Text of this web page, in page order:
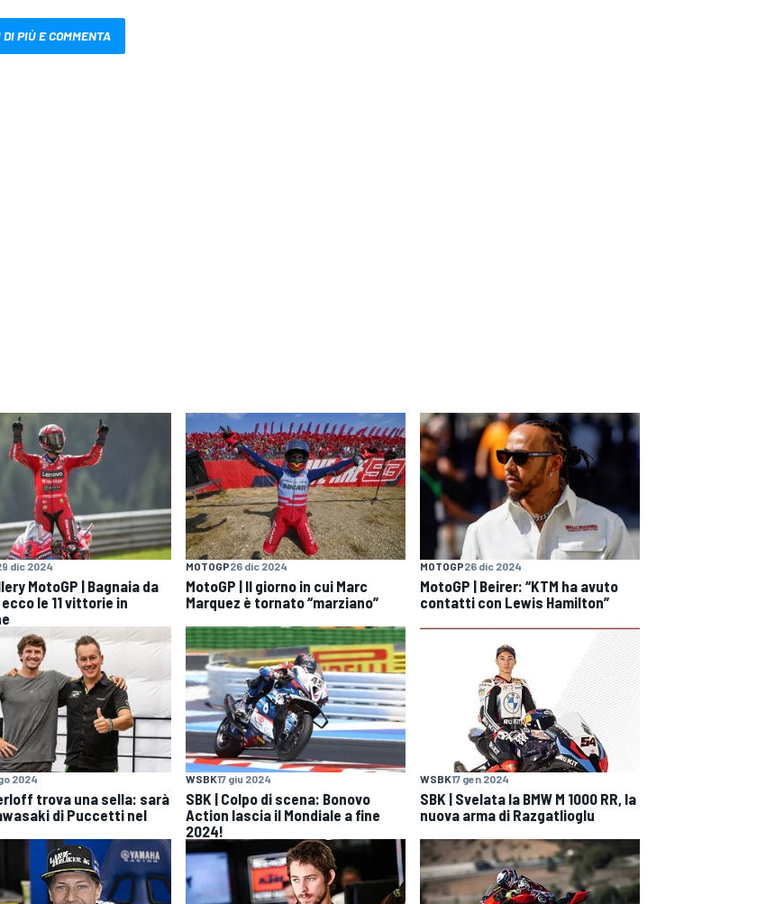
DI PIÙ E COMMENTA
dic 2024
MotoGP | Bagnaia da
le 11 vittorie in
MOTOGP26 dic 2024
MotoGP | Il giorno in cui Marc
Marquez è tornato “marziano”
MOTOGP26 dic 2024
MotoGP | Beirer: “KTM ha avuto
contatti con Lewis Hamilton”
2024
trova una sella: sarà
di Puccetti nel
WSBK17 giu 2024
SBK | Colpo di scena: Bonovo
Action lascia il Mondiale a fine
2024!
WSBK17 gen 2024
SBK | Svelata la BMW M 1000 RR, la
nuova arma di Razgatlioglu